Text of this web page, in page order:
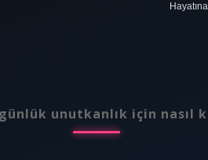
unutkanlık için nasıl